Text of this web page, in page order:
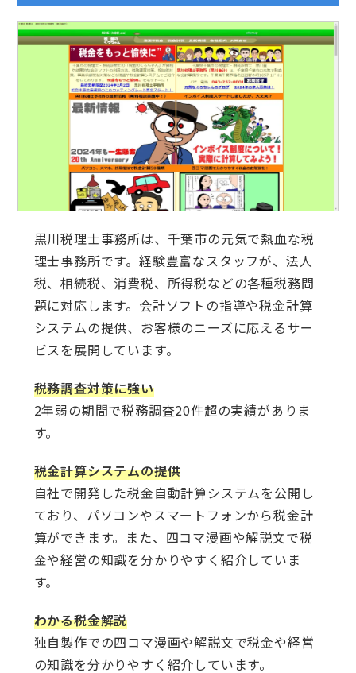
黒川税理士事務所は、千葉市の元気で熱血な税
理士事務所です。経験豊富なスタッフが、法人
税、相続税、消費税、所得税などの各種税務問
題に対応します。会計ソフトの指導や税金計算
システムの提供、お客様のニーズに応えるサー
ビスを展開しています。
税務調査対策に強い
2年弱の期間で税務調査20件超の実績がありま
す。
税金計算システムの提供
自社で開発した税金自動計算システムを公開し
ており、パソコンやスマートフォンから税金計
算ができます。また、四コマ漫画や解説文で税
金や経営の知識を分かりやすく紹介していま
す。
わかる税金解説
独自製作での四コマ漫画や解説文で税金や経営
の知識を分かりやすく紹介しています。